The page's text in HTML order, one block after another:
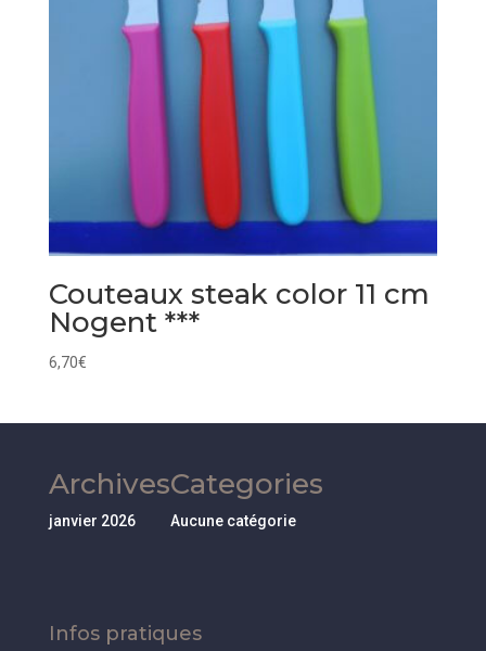
Couteaux steak color 11 cm
Nogent ***
6,70€
Archives
janvier 2026
Categories
Aucune catégorie
Infos pratiques